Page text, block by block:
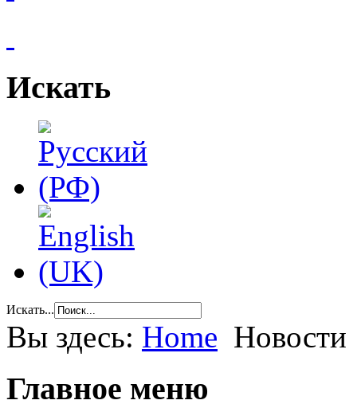
Искать
Искать...
Вы здесь: Home Новости
Главное меню